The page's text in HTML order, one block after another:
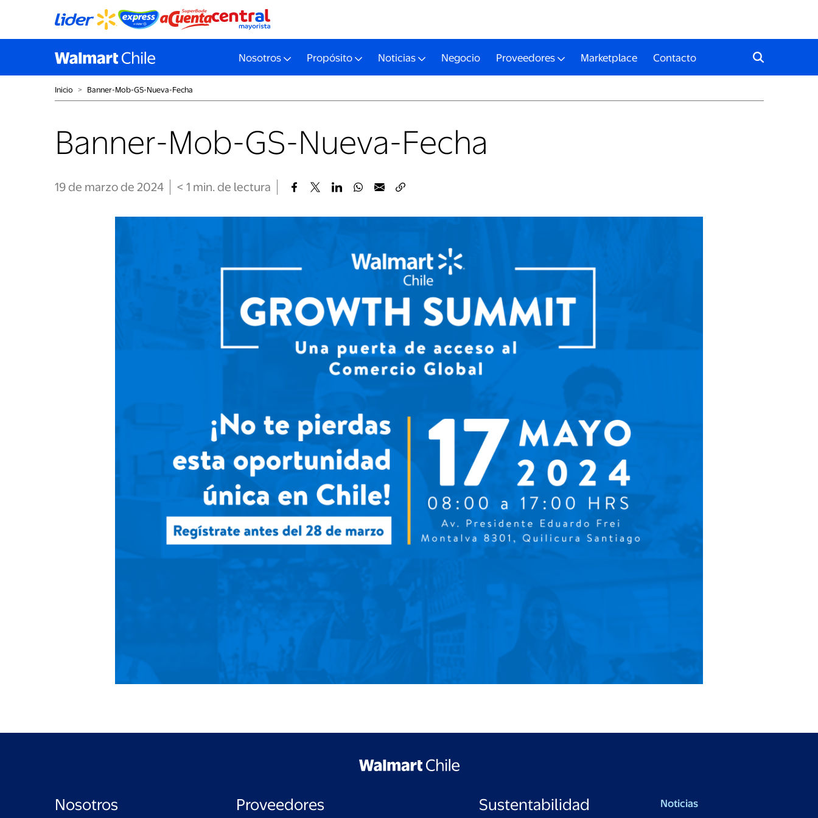
Nosotros Propósito Noticias Negocio Proveedores Marketplace Contacto
Inicio ˃ Banner-Mob-GS-Nueva-Fecha
Banner-Mob-GS-Nueva-Fecha
19 de marzo de 2024 < 1 min. de lectura
Nosotros Proveedores Sustentabilidad
Noticias